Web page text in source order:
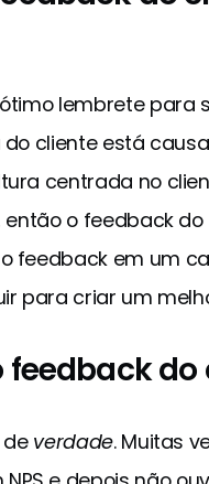
lembrete para
cliente está
centrada no
o feedback
feedback em um
para criar um
feedback
de verdade. Muitas